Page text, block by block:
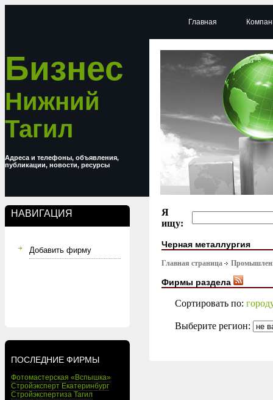
Бизнес
Нижний
Тагил
Адреса и телефоны, объявления,
публикации, новости, ресурсы
НАВИГАЦИЯ
Добавить фирму
ПОСЛЕДНИЕ ФИРМЫ
Фотомастерская «Вспышка»
Стройэксперт Екатеринбург
Стройэкспертиза Тагил
Главная
Я
ищу:
Черная металлургия
Главная страница
Фирмы раздела
Сортировать по:
Выберите регион: